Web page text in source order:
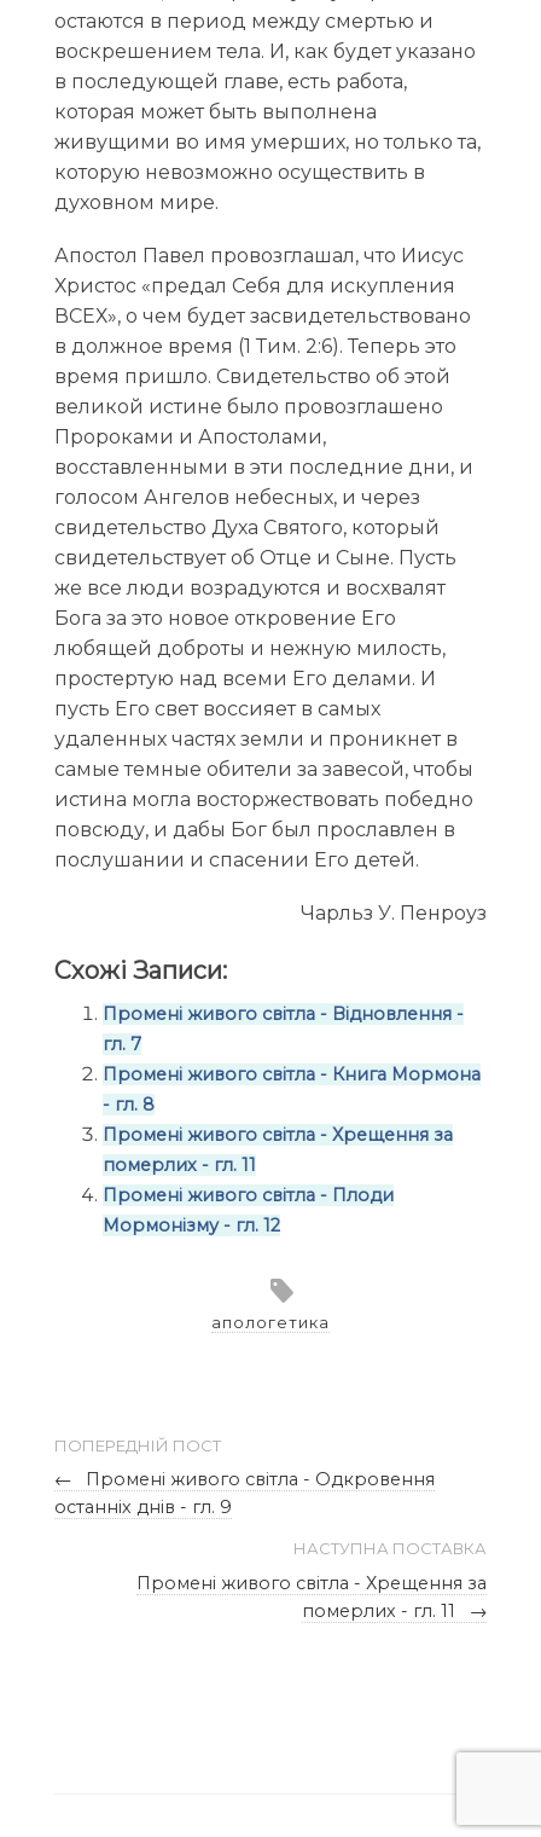
остаются в период между смертью и
воскрешением тела. И, как будет указано
в последующей главе, есть работа,
которая может быть выполнена
живущими во имя умерших, но только та,
которую невозможно осуществить в
духовном мире.
Апостол Павел провозглашал, что Иисус
Христос «предал Себя для искупления
ВСЕХ», о чем будет засвидетельствовано
в должное время (1 Тим. 2:6). Теперь это
время пришло. Свидетельство об этой
великой истине было провозглашено
Пророками и Апостолами,
восставленными в эти последние дни, и
голосом Ангелов небесных, и через
свидетельство Духа Святого, который
свидетельствует об Отце и Сыне. Пусть
же все люди возрадуются и восхвалят
Бога за это новое откровение Его
любящей доброты и нежную милость,
простертую над всеми Его делами. И
пусть Его свет воссияет в самых
удаленных частях земли и проникнет в
самые темные обители за завесой, чтобы
истина могла восторжествовать победно
повсюду, и дабы Бог был прославлен в
послушании и спасении Его детей.
Чарльз У. Пенроуз
Схожі Записи:
Промені живого світла - Відновлення -
гл. 7
Промені живого світла - Книга Мормона
- гл. 8
Промені живого світла - Хрещення за
померлих - гл. 11
Промені живого світла - Плоди
Мормонізму - гл. 12
апологетика
ПОПЕРЕДНІЙ ПОСТ
←
Промені живого світла - Одкровення
останніх днів - гл. 9
НАСТУПНА ПОСТАВКА
Промені живого світла - Хрещення за
померлих - гл. 11
→